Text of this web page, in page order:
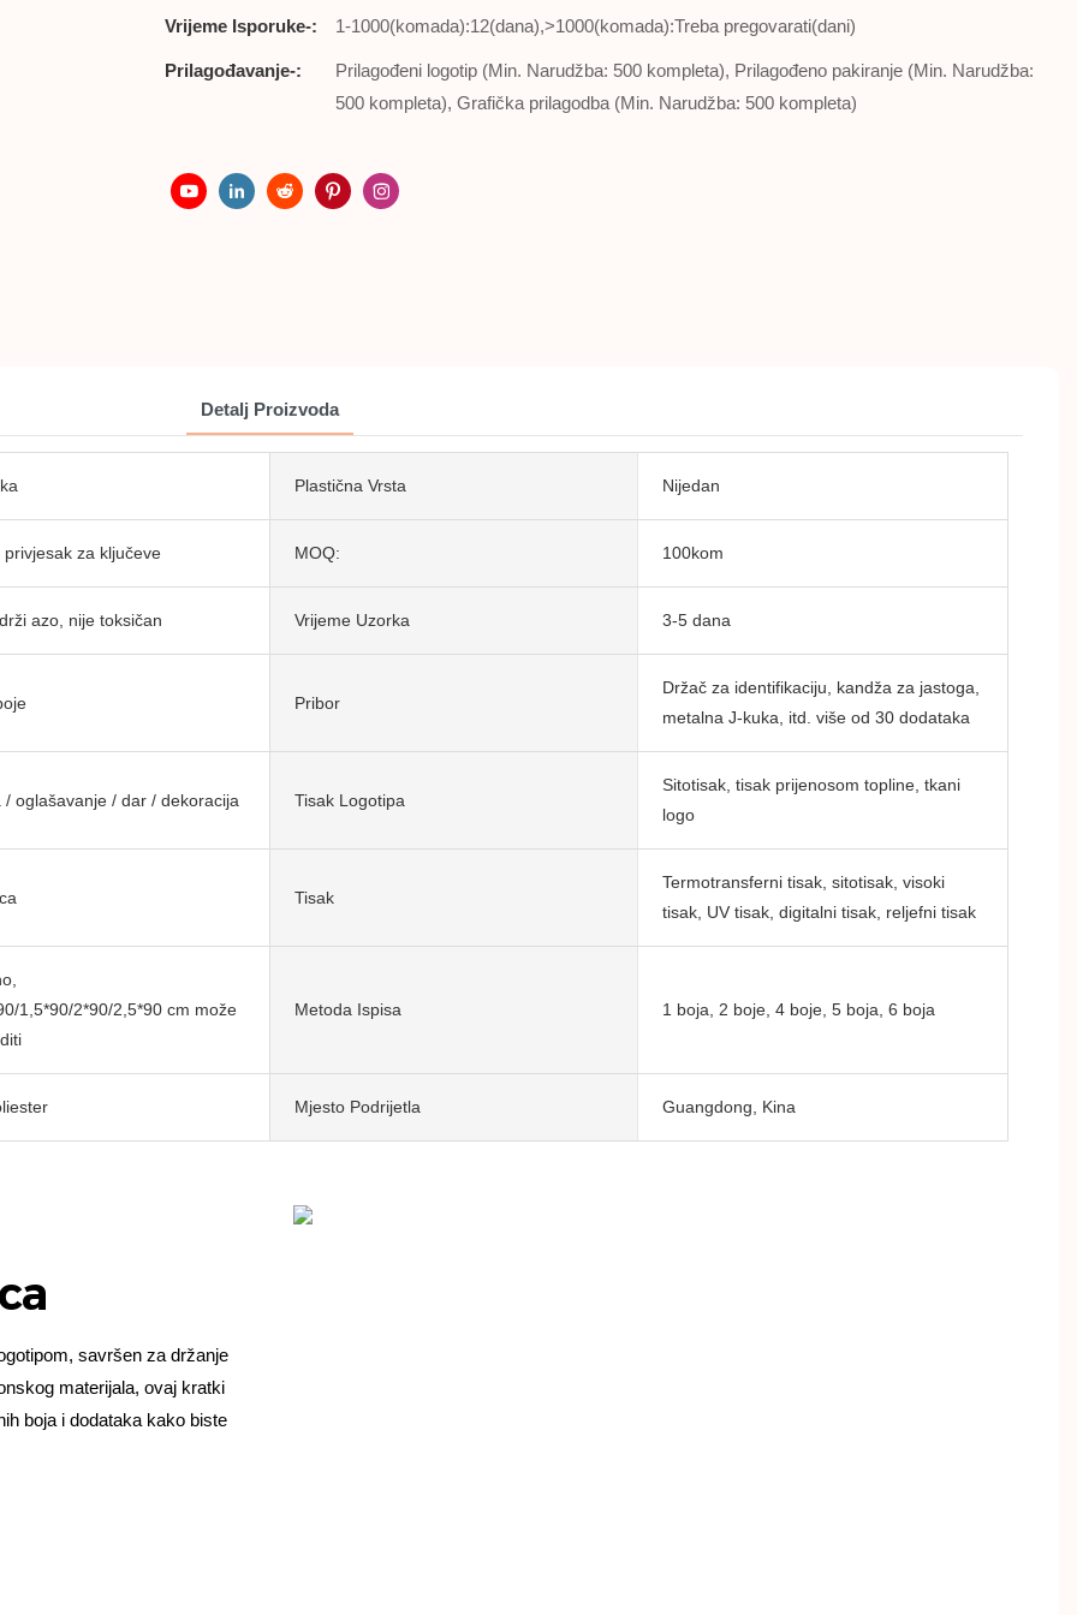
Vrijeme Isporuke-: 1-1000(komada):12(dana),>1000(komada):Treba pregovarati(dani)
Prilagođavanje-:
Prilagođeni logotip (Min. Narudžba: 500 kompleta), Prilagođeno pakiranje (Min. Narudžba:
500 kompleta), Grafička prilagodba (Min. Narudžba: 500 kompleta)
Detalj Proizvoda
Plastična Vrsta Nijedan
za ključeve MOQ: 100kom
azo, nije toksičan Vrijeme Uzorka 3-5 dana
Pribor
Držač za identifikaciju, kandža za jastoga,
metalna J-kuka, itd. više od 30 dodataka
/ oglašavanje / dar / dekoracija Tisak Logotipa
Sitotisak, tisak prijenosom topline, tkani
logo
Tisak
Termotransferni tisak, sitotisak, visoki
tisak, UV tisak, digitalni tisak, reljefni tisak
1,5*90/2*90/2,5*90 cm može
Metoda Ispisa 1 boja, 2 boje, 4 boje, 5 boja, 6 boja
Mjesto Podrijetla Guangdong, Kina
savršen za držanje
materijala, ovaj kratki
boja i dodataka kako biste